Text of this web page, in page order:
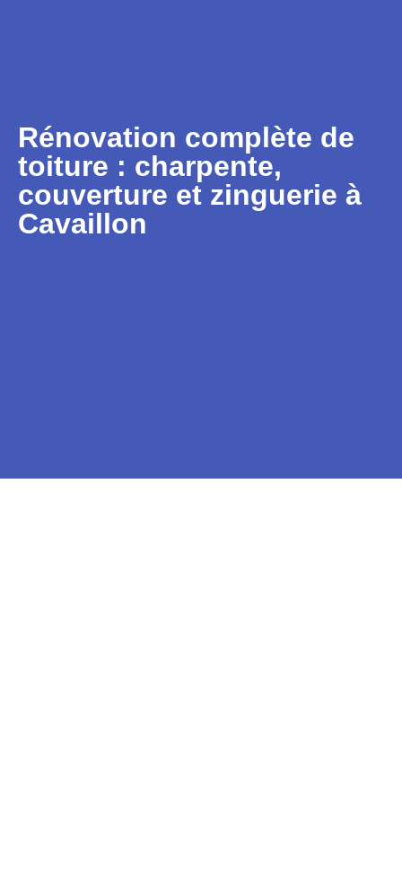
Rénovation complète de
toiture : charpente,
couverture et zinguerie à
Cavaillon